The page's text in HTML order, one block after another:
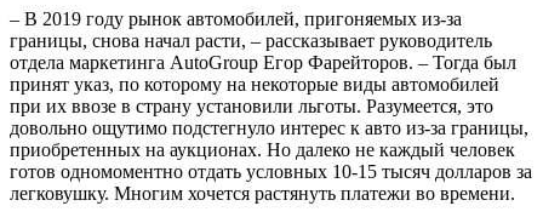
– В 2019 году рынок автомобилей, пригоняемых из-за
границы, снова начал расти, – рассказывает руководитель
отдела маркетинга AutoGroup Егор Фарейторов. – Тогда был
принят указ, по которому на некоторые виды автомобилей
при их ввозе в страну установили льготы. Разумеется, это
довольно ощутимо подстегнуло интерес к авто из-за границы,
приобретенных на аукционах. Но далеко не каждый человек
готов одномоментно отдать условных 10-15 тысяч долларов за
легковушку. Многим хочется растянуть платежи во времени.